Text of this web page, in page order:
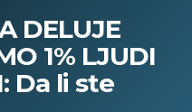
DELUJE
1% LJUDI
Da li ste